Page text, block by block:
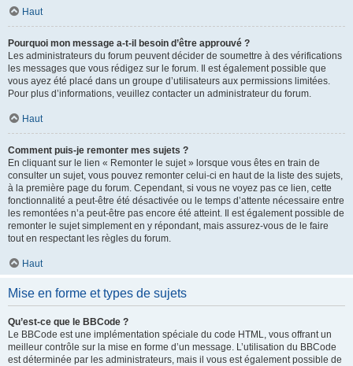
Haut
Pourquoi mon message a-t-il besoin d’être approuvé ?
Les administrateurs du forum peuvent décider de soumettre à des vérifications
les messages que vous rédigez sur le forum. Il est également possible que
vous ayez été placé dans un groupe d’utilisateurs aux permissions limitées.
Pour plus d’informations, veuillez contacter un administrateur du forum.
Haut
Comment puis-je remonter mes sujets ?
En cliquant sur le lien « Remonter le sujet » lorsque vous êtes en train de
consulter un sujet, vous pouvez remonter celui-ci en haut de la liste des sujets,
à la première page du forum. Cependant, si vous ne voyez pas ce lien, cette
fonctionnalité a peut-être été désactivée ou le temps d’attente nécessaire entre
les remontées n’a peut-être pas encore été atteint. Il est également possible de
remonter le sujet simplement en y répondant, mais assurez-vous de le faire
tout en respectant les règles du forum.
Haut
Mise en forme et types de sujets
Qu’est-ce que le BBCode ?
Le BBCode est une implémentation spéciale du code HTML, vous offrant un
meilleur contrôle sur la mise en forme d’un message. L’utilisation du BBCode
est déterminée par les administrateurs, mais il vous est également possible de